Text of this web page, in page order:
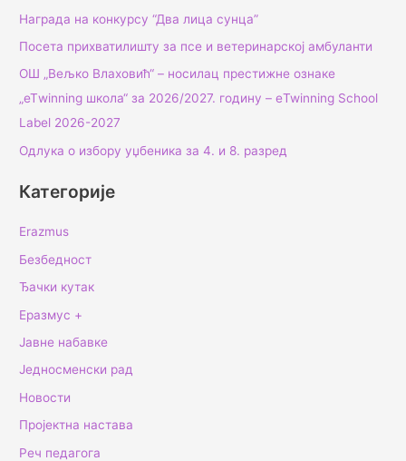
Награда на конкурсу “Два лица сунца”
Посета прихватилишту за псе и ветеринарској амбуланти
ОШ „Вељко Влаховић“ – носилац престижне ознаке
„еТwinning школа“ за 2026/2027. годину – еTwinning School
Label 2026-2027
Одлука о избору уџбеника за 4. и 8. разред
Категорије
Erazmus
Безбедност
Ђачки кутак
Еразмус +
Јавне набавке
Једносменски рад
Новости
Пројектна настава
Реч педагога